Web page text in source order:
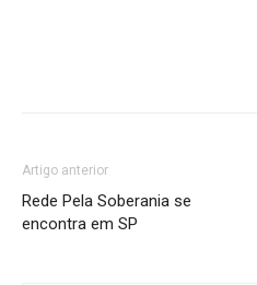
Artigo anterior
Rede Pela Soberania se
encontra em SP